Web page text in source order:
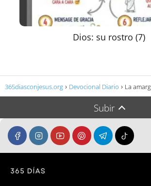
Dios: su rostro (7)
365diasconjesus.org Devocional Diario La
Subir